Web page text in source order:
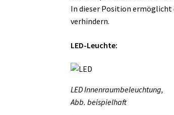
In dieser Position ermöglicht
verhindern.
LED-Leuchte:
LED Innenraumbeleuchtung,
Abb. beispielhaft